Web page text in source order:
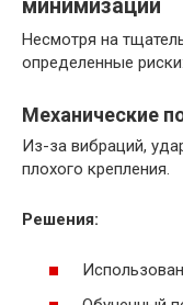
минимизации
Несмотря на
определенные риски:
Механические
Из-за вибраций,
плохого крепления.
Решения: